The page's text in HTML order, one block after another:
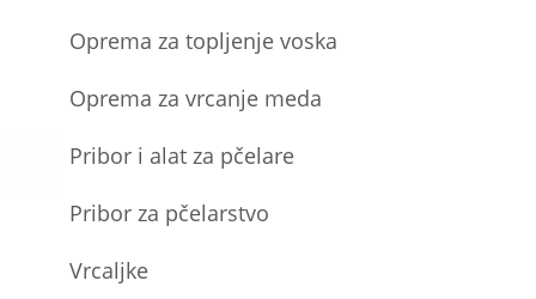
Oprema za topljenje voska
Oprema za vrcanje meda
Pribor i alat za pčelare
Pribor za pčelarstvo
Vrcaljke